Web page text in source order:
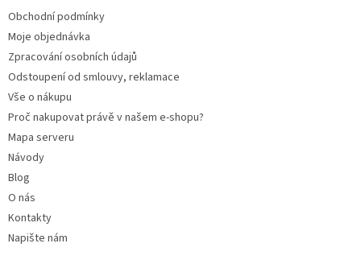
Obchodní podmínky
Moje objednávka
Zpracování osobních údajů
Odstoupení od smlouvy, reklamace
Vše o nákupu
Proč nakupovat právě v našem e-shopu?
Mapa serveru
Návody
Blog
O nás
Kontakty
Napište nám